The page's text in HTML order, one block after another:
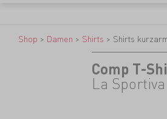
Shop > Damen > Shirts > Shirts
Comp T-
La Sportiva